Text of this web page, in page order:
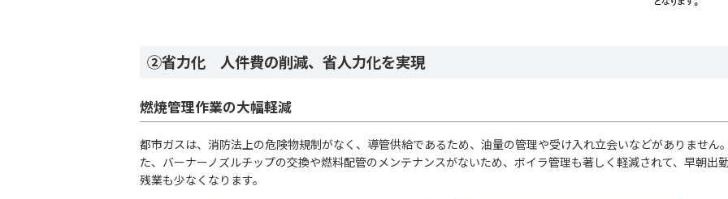
②省力化 人件費の削減、省人力化を実現
燃焼管理作業の大幅軽減
都市ガスは、消防法上の危険物規制がなく、導管供給であるため、油量の管理や受け入れ立会いなどがありません
た、バーナーノズルチップの交換や燃料配管のメンテナンスがないため、ボイラ管理も著しく軽減されて、早朝出
残業も少なくなります。